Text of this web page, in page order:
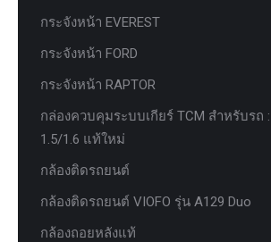
กระจังหน้า EVEREST
กระจังหน้า FORD
กระจังหน้า RAPTOR
กล่องควบคุมระบบเกียร์ TCM สำหรับรถ :
1.5/1.6 แท้ใหม่
กล้องติดรถยนต์
กล้องติดรถยนต์ VIOFO รุ่น A129 Duo
กล้องถอยหลังแท้